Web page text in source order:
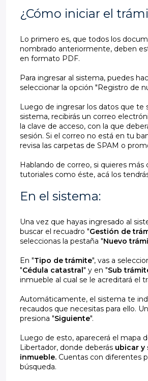
¿Cómo iniciar el
Lo primero es, que todos los
nombrado anteriormente, deben
en formato PDF.
Para ingresar al sistema, puedes
seleccionar la opción "Registro de
Luego de ingresar los datos que te
sistema, recibirás un correo
la clave de acceso, con la que
sesión. Si el correo no está en tu
revisa las carpetas de SPAM o
Hablando de correo, si quieres más
tutoriales como éste, acá los tendrás
En el sistema:
Una vez que hayas ingresado al
buscar el recuadro "Gestión de
seleccionas la pestaña "Nuevo
En "Tipo de trámite", vas a
"Cédula catastral" y en "Sub
inmueble al cual se le acreditará el
Automáticamente, el sistema te
recaudos que necesitas para ello.
presiona "Siguiente".
Luego de esto, aparecerá el mapa
Libertador, donde deberás ubicar y
inmueble. Cuentas con diferentes
búsqueda.